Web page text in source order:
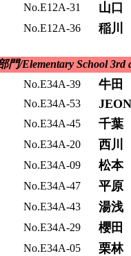
No.E12A-31 山口
No.E12A-36 稲川
門/Elementary School 3rd
No.E34A-39 牛田
No.E34A-53
No.E34A-45 千葉
No.E34A-20 西川
No.E34A-09 松本
No.E34A-47 平
No.E34A-43 湯
No.E34A-29 櫻
No.E34A-05 栗林